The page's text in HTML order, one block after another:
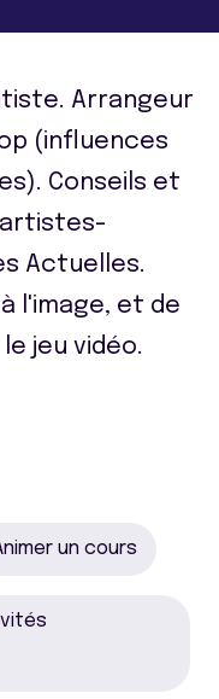
Arrangeur
(influences
Conseils et
Actuelles.
l'image, et de
jeu vidéo.
un cours